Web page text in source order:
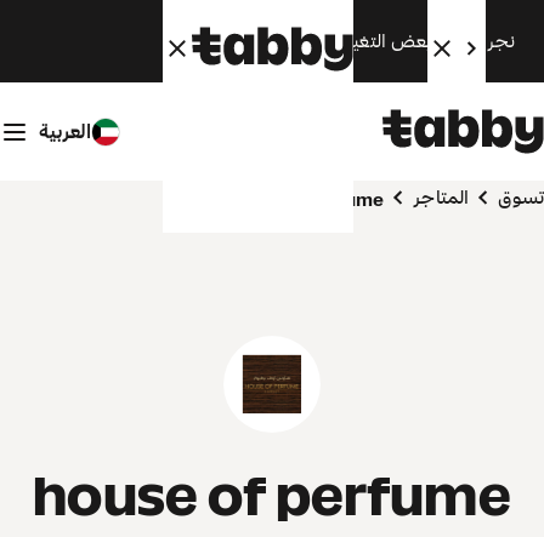
نجري الآن بعض التغييرات. سنعود قريبًا.
العربية
تسوق المتاجر house of perfume
house of perfume